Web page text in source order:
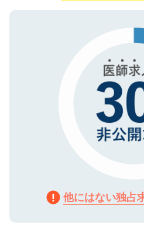
で、機密保持に関し
ので、まずはご登録
他にはない独占